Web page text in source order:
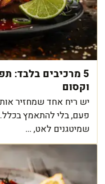
5 מרכיבים בלבד:
וקסום
יש ריח אחד שמחזיר
פעם, בלי להתאמץ
שמיטגנים לאט, ...